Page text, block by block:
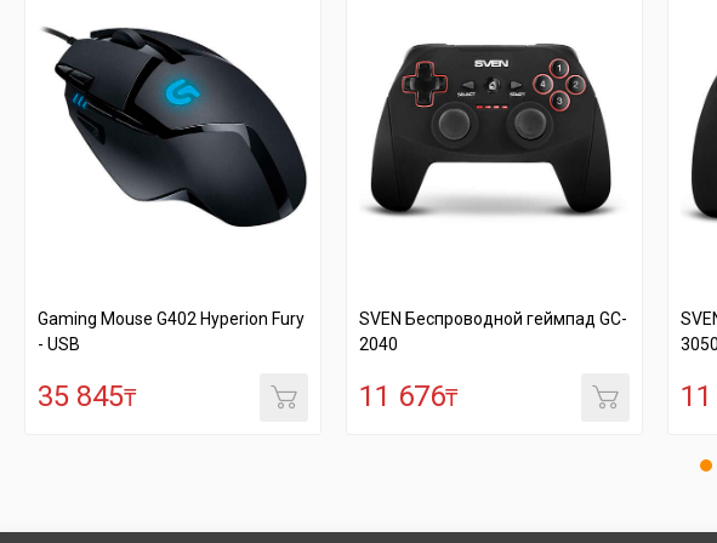
Fury
SVEN Беспроводной геймпад GC-
11 676
SVEN Беспроводной геймпад GC-
11 316